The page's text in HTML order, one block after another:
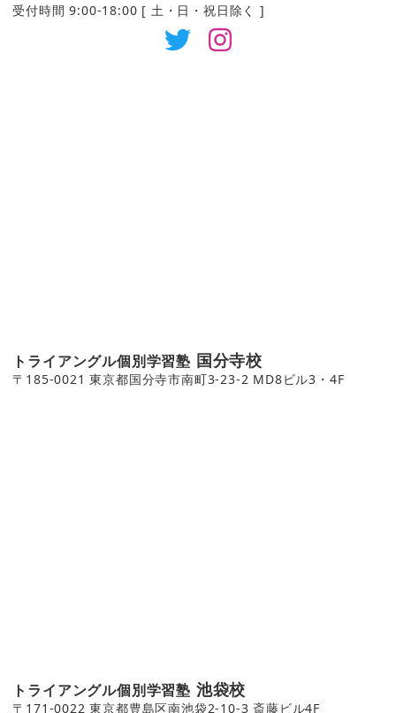
受付時間 9:00-18:00 [ 土・日・祝日除く ]
トライアングル個別学習塾 国分寺校
〒185-0021 東京都国分寺市南町3-23-2 MD8ビル3・4F
トライアングル個別学習塾 池袋校
〒171-0022 東京都豊島区南池袋2-10-3 斎藤ビル4F